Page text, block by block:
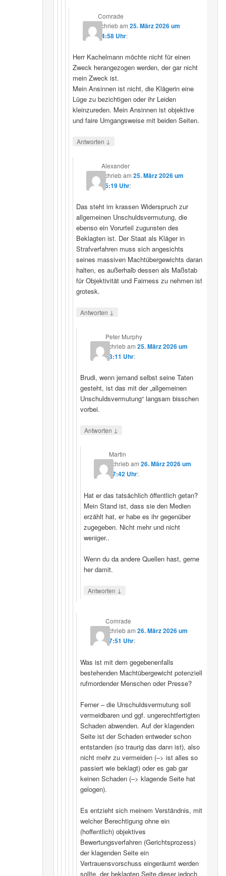
Comrade
schriebam 25. März 2026 um
14:58 Uhr:
Herr Kachelmann möchte nicht für einen
Zweck herangezogen werden, der gar nicht
mein Zweck ist.
Mein Ansinnen ist nicht, die Klägerin eine
Lüge zu bezichtigen oder ihr Leiden
kleinzureden. Mein Ansinnen ist objektive
und faire Umgangsweise mit beiden Seiten.
Antworten ↓
Alexander
schriebam25. März 2026 um
15:19 Uhr:
Das steht im krassen Widerspruch zur
allgemeinen Unschuldsvermutung, die
ebenso ein Vorurteil zugunsten des
Beklagten ist. Der Staat als Kläger in
Strafverfahren muss sich angesichts
seines massiven Machtübergewichts daran
halten, es außerhalb dessen als Maßstab
für Objektivität und Fairness zu nehmen ist
grotesk.
Antworten ↓
Peter Murphy
schriebam 25. März 2026 um
23:11 Uhr:
Brudi, wenn jemand selbst seine Taten
gesteht, ist das mit der „allgemeinen
Unschuldsvermutung“ langsam bisschen
vorbei.
Antworten ↓
Martin
schriebam26. März 2026 um
07:42 Uhr:
Hat er das tatsächlich öffentlich getan?
Mein Stand ist, dass sie den Medien
erzählt hat, er habe es ihr gegenüber
zugegeben. Nicht mehr und nicht
weniger..
Wenn du da andere Quellen hast, gerne
her damit.
Antworten ↓
Comrade
schriebam 26. März 2026 um
17:51 Uhr:
Was ist mit dem gegebenenfalls
bestehenden Machtübergewicht potenziell
rufmordender Menschen oder Presse?
Ferner – die Unschuldsvermutung soll
vermeidbaren und ggf. ungerechtfertigten
Schaden abwenden. Auf der klagenden
Seite ist der Schaden entweder schon
entstanden (so traurig das dann ist), also
nicht mehr zu vermeiden (–> ist alles so
passiert wie beklagt) oder es gab gar
keinen Schaden (–> klagende Seite hat
gelogen).
Es entzieht sich meinem Verständnis, mit
welcher Berechtigung ohne ein
(hoffentlich) objektives
Bewertungsverfahren (Gerichtsprozess)
der klagenden Seite ein
Vertrauensvorschuss eingeräumt werden
sollte, der beklagten Seite dieser jedoch